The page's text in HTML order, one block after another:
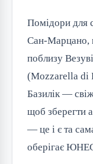
Помідори для
Сан-Марцано,
поблизу
(Mozzarella di
Базилік —
щоб зберегти
— це і є та
оберігає